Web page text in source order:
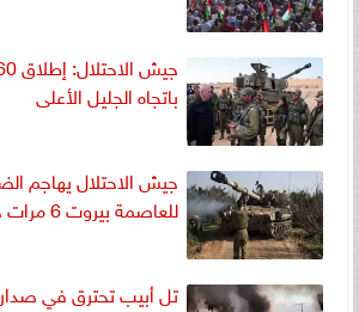
باتجاه الجليل الأعلى
جيش الاحتلال يهاجم
للعاصمة بيروت 6 مرات خلال 20 دقيقة
تل أبيب تحترق في